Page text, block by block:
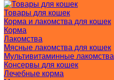
Товары для кошек
Корма и лакомства для кошек
Корма
Лакомства
Мясные лакомства для кошек
Мультивитаминные лакомства
Консервы для кошек
Лечебные корма